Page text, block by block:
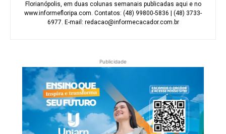
Florianópolis, em duas colunas semanais publicadas aqui e no
www.informefloripa.com. Contatos: (48) 99800-5836 | (48) 3733-
6977. E-mail: redacao@informecacador.com.br
Publicidade